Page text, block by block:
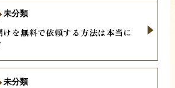
を無料で依頼する方法は本当に
未分類
未分類